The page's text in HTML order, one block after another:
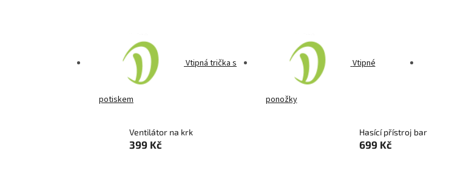
Vtipná trička s
potiskem
Vtipné
ponožky
Ventilátor na krk
399 Kč
Hasící přístroj bar
699 Kč